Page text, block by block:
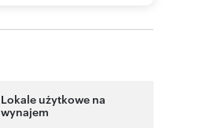
Lokale użytkowe na
wynajem